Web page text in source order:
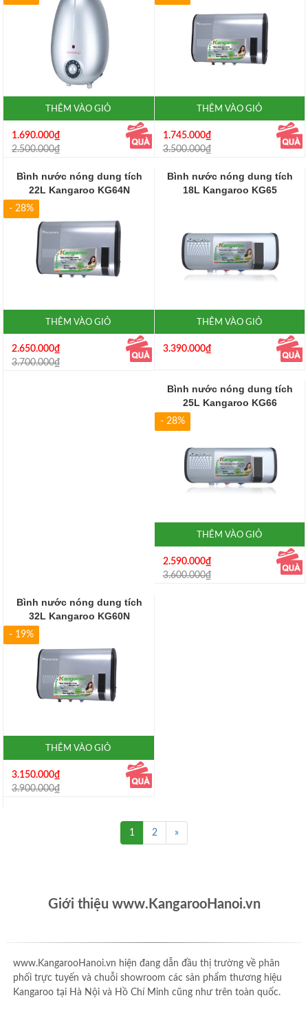
THÊM VÀO GIỎ
1.690.000₫
2.500.000₫
THÊM VÀO GIỎ
1.745.000₫
3.500.000₫
Bình nước nóng dung tích
22L Kangaroo KG64N
- 28%
THÊM VÀO GIỎ
2.650.000₫
3.700.000₫
Bình nước nóng dung tích
18L Kangaroo KG65
THÊM VÀO GIỎ
3.390.000₫
Bình nước nóng dung tích
25L Kangaroo KG66
- 28%
THÊM VÀO GIỎ
2.590.000₫
3.600.000₫
Bình nước nóng dung tích
32L Kangaroo KG60N
- 19%
THÊM VÀO GIỎ
3.150.000₫
3.900.000₫
1 2 »
Giới thiệu www.KangarooHanoi.vn
www.KangarooHanoi.vn hiện đang dẫn đầu thị trường về phân
phối trực tuyến và chuỗi showroom các sản phẩm thương hiệu
Kangaroo tại Hà Nội và Hồ Chí Minh cũng như trên toàn quốc.